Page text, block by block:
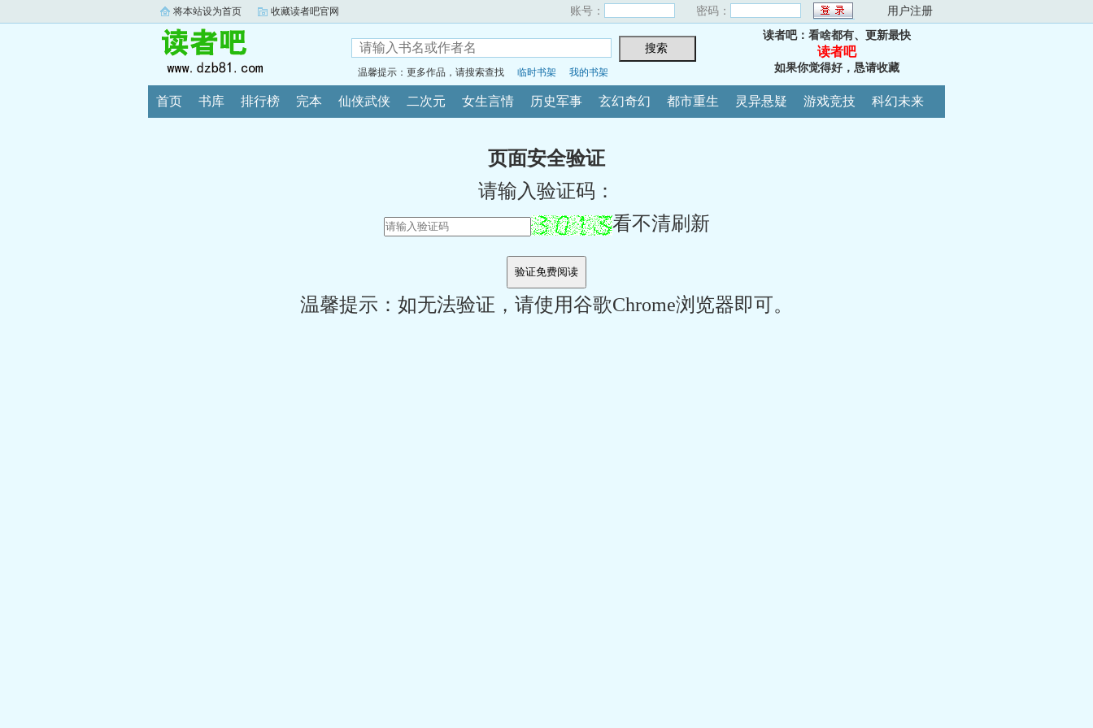
将本站设为首页 收藏读者吧官网 账号： 密码： 用户注册
温馨提示：更多作品，请搜索查找 临时书架 我的书架
读者吧：看啥都有、更新最快
读者吧
如果你觉得好，恳请收藏
首页 书库 排行榜 完本 仙侠武侠 二次元 女生言情 历史军事 玄幻奇幻 都市重生 灵异悬疑 游戏竞技 科幻未来
页面安全验证
请输入验证码：
看不清刷新
温馨提示：如无法验证，请使用谷歌Chrome浏览器即可。